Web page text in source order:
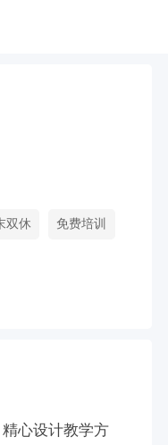
双休 免费培训
心设计教学方